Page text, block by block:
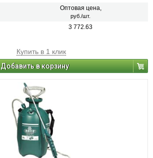
Оптовая цена,
руб./шт.
3 772.63
Купить в 1 клик
Добавить в корзину